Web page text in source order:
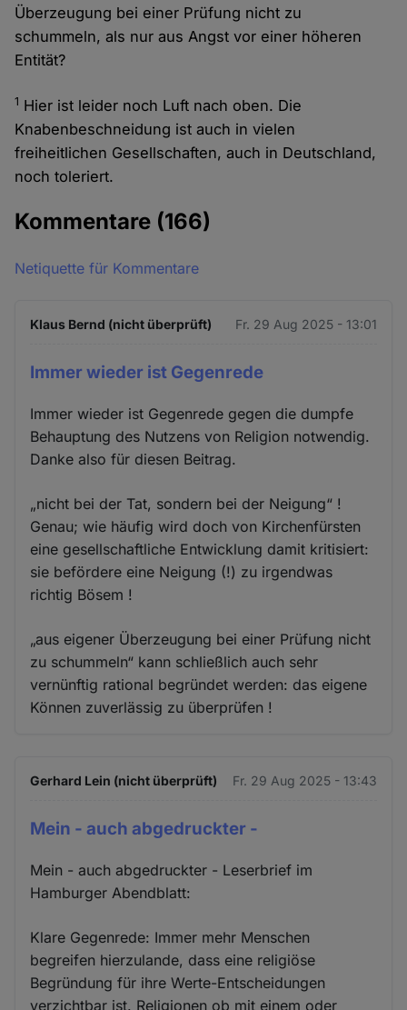
Überzeugung bei einer Prüfung nicht zu
schummeln, als nur aus Angst vor einer höheren
Entität?
1 Hier ist leider noch Luft nach oben. Die
Knabenbeschneidung ist auch in vielen
freiheitlichen Gesellschaften, auch in Deutschland,
noch toleriert.
Kommentare (166)
Netiquette für Kommentare
Klaus Bernd (nicht überprüft) Fr. 29 Aug 2025 - 13:01
Immer wieder ist Gegenrede
Immer wieder ist Gegenrede gegen die dumpfe
Behauptung des Nutzens von Religion notwendig.
Danke also für diesen Beitrag.
„nicht bei der Tat, sondern bei der Neigung“ !
Genau; wie häufig wird doch von Kirchenfürsten
eine gesellschaftliche Entwicklung damit kritisiert:
sie befördere eine Neigung (!) zu irgendwas
richtig Bösem !
„aus eigener Überzeugung bei einer Prüfung nicht
zu schummeln“ kann schließlich auch sehr
vernünftig rational begründet werden: das eigene
Können zuverlässig zu überprüfen !
Gerhard Lein (nicht überprüft) Fr. 29 Aug 2025 - 13:43
Mein - auch abgedruckter -
Mein - auch abgedruckter - Leserbrief im
Hamburger Abendblatt:
Klare Gegenrede: Immer mehr Menschen
begreifen hierzulande, dass eine religiöse
Begründung für ihre Werte-Entscheidungen
verzichtbar ist. Religionen ob mit einem oder